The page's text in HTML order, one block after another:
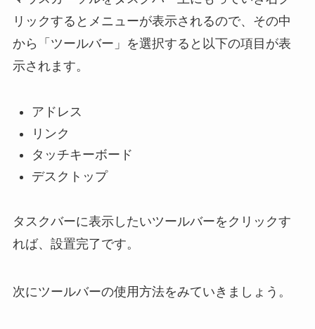
リックするとメニューが表示されるので、その中
から「ツールバー」を選択すると以下の項目が表
示されます。
アドレス
リンク
タッチキーボード
デスクトップ
タスクバーに表示したいツールバーをクリックす
れば、設置完了です。
次にツールバーの使用方法をみていきましょう。